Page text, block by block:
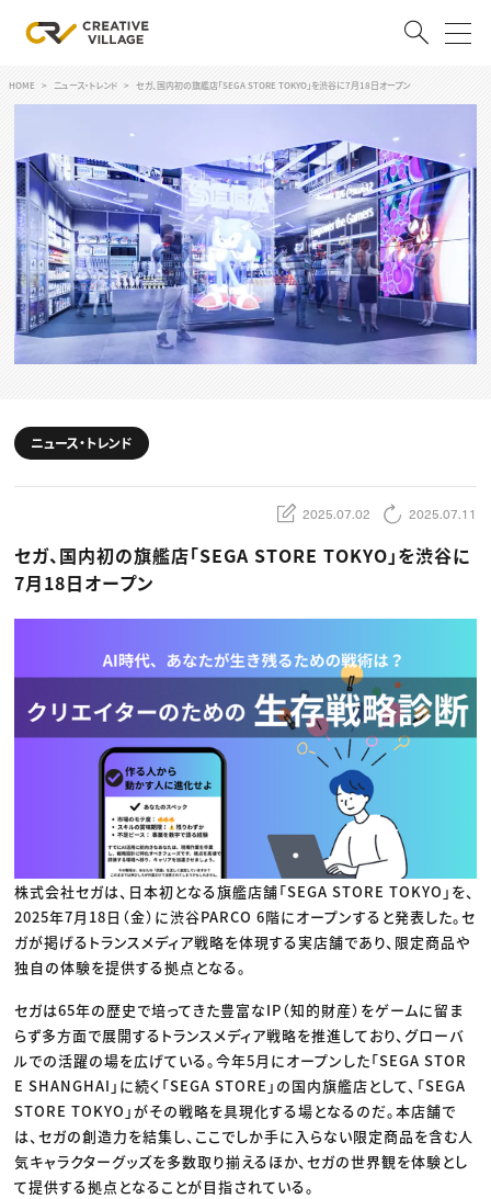
ACCOUNT
ログイン 会員登録
RECRUIT
クリエイター求人を探す
CREATIVE JOB求人検索
特集求人
採用説明会
転職支援サービス
スキルアップしたい！ トップ
デザイン
動画配信・映像制作
ディレクション
業界解説・キャリア事情
お役立ち基礎知識
TOP Creator’s コラム
ゲームクリエイター
映像クリエイター
マーケッター
C＆R Magazine
ニュース・トレンド
ゲーム・エンタメ
広告
出版
CREATIVE VILLAGEからのお知らせ
プロフェッショナル×つながる×メディア
HOME ニュース・トレンド セガ、国内初の旗艦店「SEGA STORE TOKYO」を渋谷に7月18日オープン
ニュース・トレンド
2025.07.02 2025.07.11
セガ、国内初の旗艦店「SEGA STORE TOKYO」を渋谷に
7月18日オープン
株式会社セガは、日本初となる旗艦店舗「SEGA STORE TOKYO」を、
2025年7月18日（金）に渋谷PARCO 6階にオープンすると発表した。セ
ガが掲げるトランスメディア戦略を体現する実店舗であり、限定商品や
独自の体験を提供する拠点となる。
セガは65年の歴史で培ってきた豊富なIP（知的財産）をゲームに留ま
らず多方面で展開するトランスメディア戦略を推進しており、グローバ
ルでの活躍の場を広げている。今年5月にオープンした「SEGA STOR
E SHANGHAI」に続く「SEGA STORE」の国内旗艦店として、「SEGA
STORE TOKYO」がその戦略を具現化する場となるのだ。本店舗で
は、セガの創造力を結集し、ここでしか手に入らない限定商品を含む人
気キャラクターグッズを多数取り揃えるほか、セガの世界観を体験とし
て提供する拠点となることが目指されている。